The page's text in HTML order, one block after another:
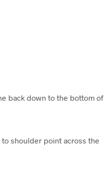
back down to the bottom of
shoulder point across the